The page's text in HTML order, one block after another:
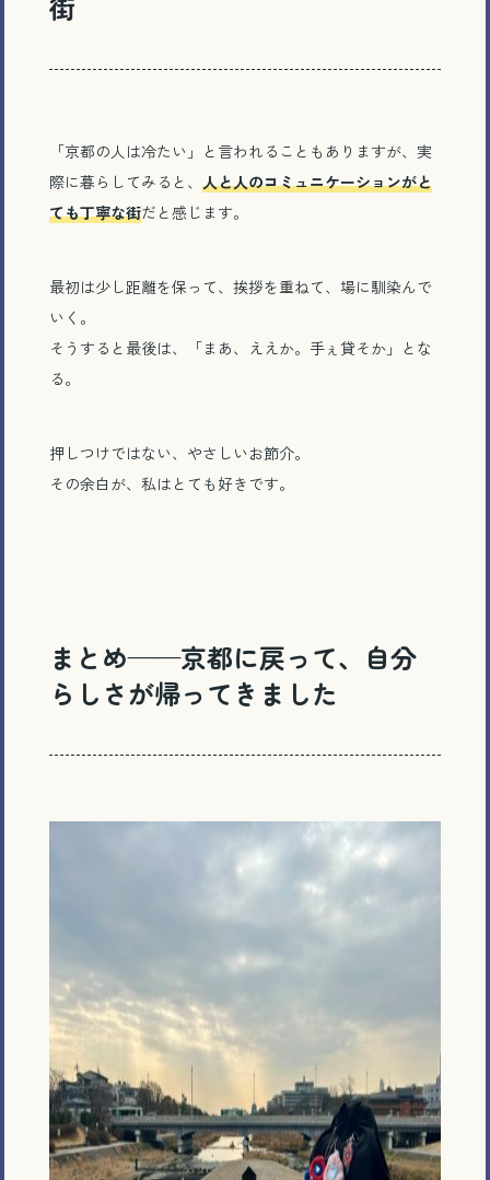
「京都の人は冷たい」と言われることもありますが、実
際に暮らしてみると、 人と人のコミュニケーションがと
ても丁寧な街だと感じます。
最初は少し距離を保って、挨拶を重ねて、場に馴染んで
いく。
そうすると最後は、「まあ、ええか。手ぇ貸そか」とな
る。
押しつけではない、やさしいお節介。
その余白が、私はとても好きです。
まとめ——京都に戻って、自分
らしさが帰ってきました